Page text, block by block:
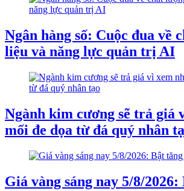
Ngân hàng số: Cuộc đua về
liệu và năng lực quản trị AI
Ngành kim cương sẽ trả giá
mối đe dọa từ đá quý nhân
Giá vàng sáng nay 5/8/